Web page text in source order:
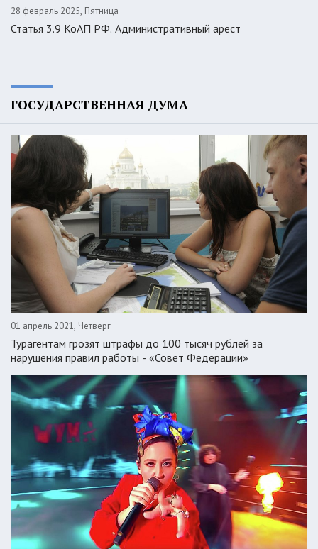
28 февраль 2025, Пятница
Статья 3.9 КоАП РФ. Административный арест
ГОСУДАРСТВЕННАЯ ДУМА
01 апрель 2021, Четверг
Турагентам грозят штрафы до 100 тысяч рублей за
нарушения правил работы - «Совет Федерации»